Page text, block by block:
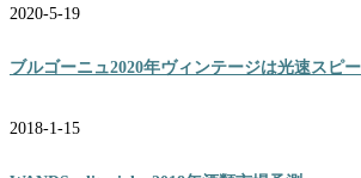
2020-5-19
ブルゴーニュ2020年ヴィンテージは光速スピ
2018-1-15